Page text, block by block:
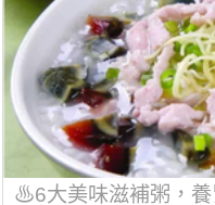
♨6大美味滋補粥，